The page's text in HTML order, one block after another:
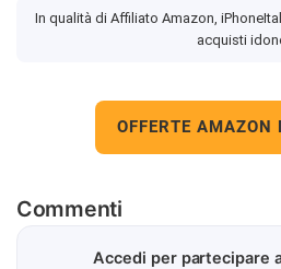
In qualità di Affiliato Amazon,
acquisti
OFFERTE AMAZON
Commenti
Accedi per partecipare